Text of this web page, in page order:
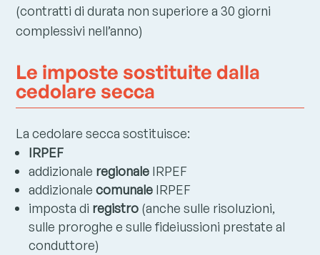
(contratti di durata non superiore a 30 giorni
complessivi nell’anno)
Le imposte sostituite dalla
cedolare secca
La cedolare secca sostituisce:
IRPEF
addizionale regionale IRPEF
addizionalecomunale IRPEF
imposta di registro (anche sulle risoluzioni,
sulle proroghe e sulle fideiussioni prestate al
conduttore)